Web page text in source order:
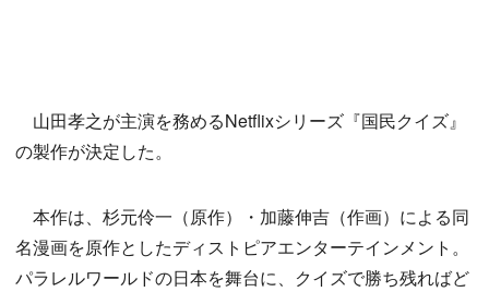
山田孝之が主演を務めるNetflixシリーズ『国民クイズ』
の製作が決定した。
本作は、杉元伶一（原作）・加藤伸吉（作画）による同
名漫画を原作としたディストピアエンターテインメント。
パラレルワールドの日本を舞台に、クイズで勝ち残ればど